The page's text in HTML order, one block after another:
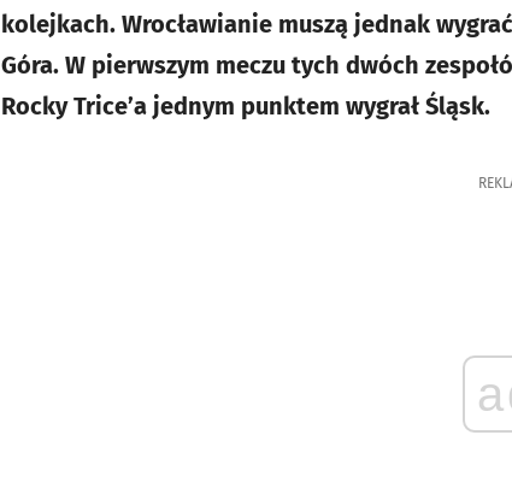
kolejkach. Wrocławianie muszą jednak
Góra. W pierwszym meczu tych dwóch
Rocky Trice’a jednym punktem wygrał Śląsk.